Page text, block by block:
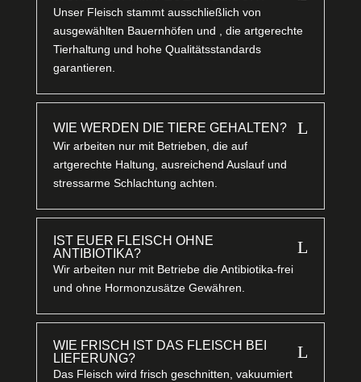
Unser Fleisch stammt ausschließlich von
ausgewählten Bauernhöfen und , die artgerechte
Tierhaltung und hohe Qualitätsstandards
garantieren.
WIE WERDEN DIE TIERE GEHALTEN? L
Wir arbeiten nur mit Betrieben, die auf
artgerechte Haltung, ausreichend Auslauf und
stressarme Schlachtung achten.
IST EUER FLEISCH OHNE
ANTIBIOTIKA?
L
Wir arbeiten nur mit Betriebe die Antibiotika-frei
und ohne Hormonzusätze Gewähren.
WIE FRISCH IST DAS FLEISCH BEI
LIEFERUNG?
L
Das Fleisch wird frisch geschnitten, vakuumiert